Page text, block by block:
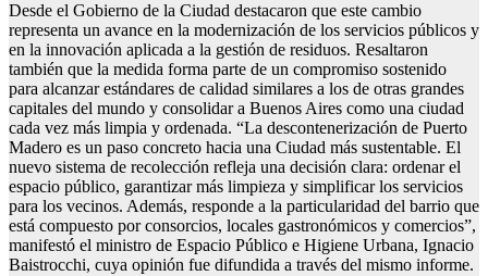
Desde el Gobierno de la Ciudad destacaron que este cambio
representa un avance en la modernización de los servicios públicos y
en la innovación aplicada a la gestión de residuos. Resaltaron
también que la medida forma parte de un compromiso sostenido
para alcanzar estándares de calidad similares a los de otras grandes
capitales del mundo y consolidar a Buenos Aires como una ciudad
cada vez más limpia y ordenada. “La descontenerización de Puerto
Madero es un paso concreto hacia una Ciudad más sustentable. El
nuevo sistema de recolección refleja una decisión clara: ordenar el
espacio público, garantizar más limpieza y simplificar los servicios
para los vecinos. Además, responde a la particularidad del barrio que
está compuesto por consorcios, locales gastronómicos y comercios”,
manifestó el ministro de Espacio Público e Higiene Urbana, Ignacio
Baistrocchi, cuya opinión fue difundida a través del mismo informe.